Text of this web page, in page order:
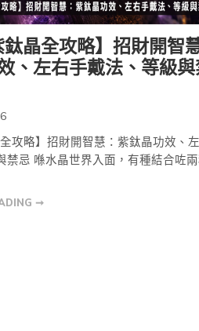
鈦晶全攻略】招財開智
、左右手戴法、等級
攻略】招財開智慧：紫鈦晶功效、
禁忌 喺水晶世界入面，有種結合咗
➞